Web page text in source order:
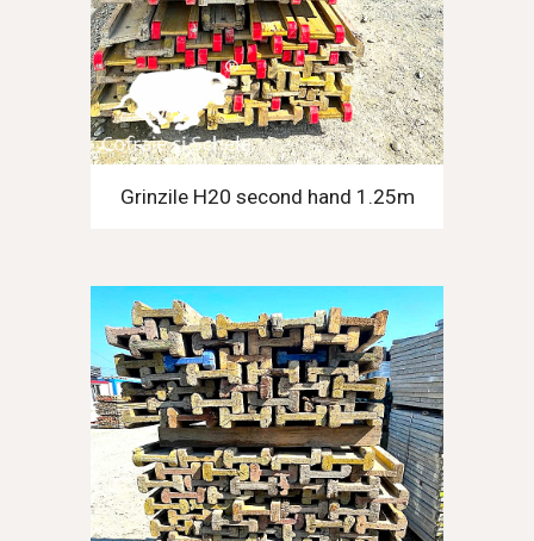
Grinzile H20 second hand 1.25m